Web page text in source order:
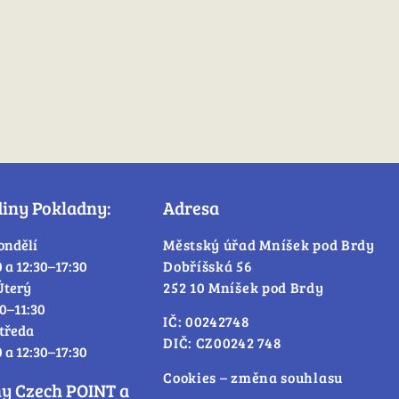
Pokladny:
a 12:30–17:30
a 12:30–17:30
Czech POINT a
Adresa
Městský úřad Mníšek pod Brdy
Dobříšská 56
252 10 Mníšek pod Brdy
IČ: 00242748
DIČ: CZ00242 748
Cookies – změna souhlasu